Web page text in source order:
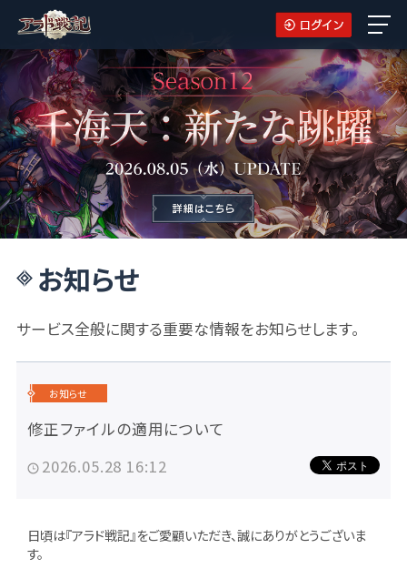
お知らせ
サービス全般に関する重要な情報をお知らせします。
お知らせ
修正ファイルの適用について
2026.05.28 16:12
日頃は『アラド戦記』をご愛顧いただき、誠にありがとうございま
す。